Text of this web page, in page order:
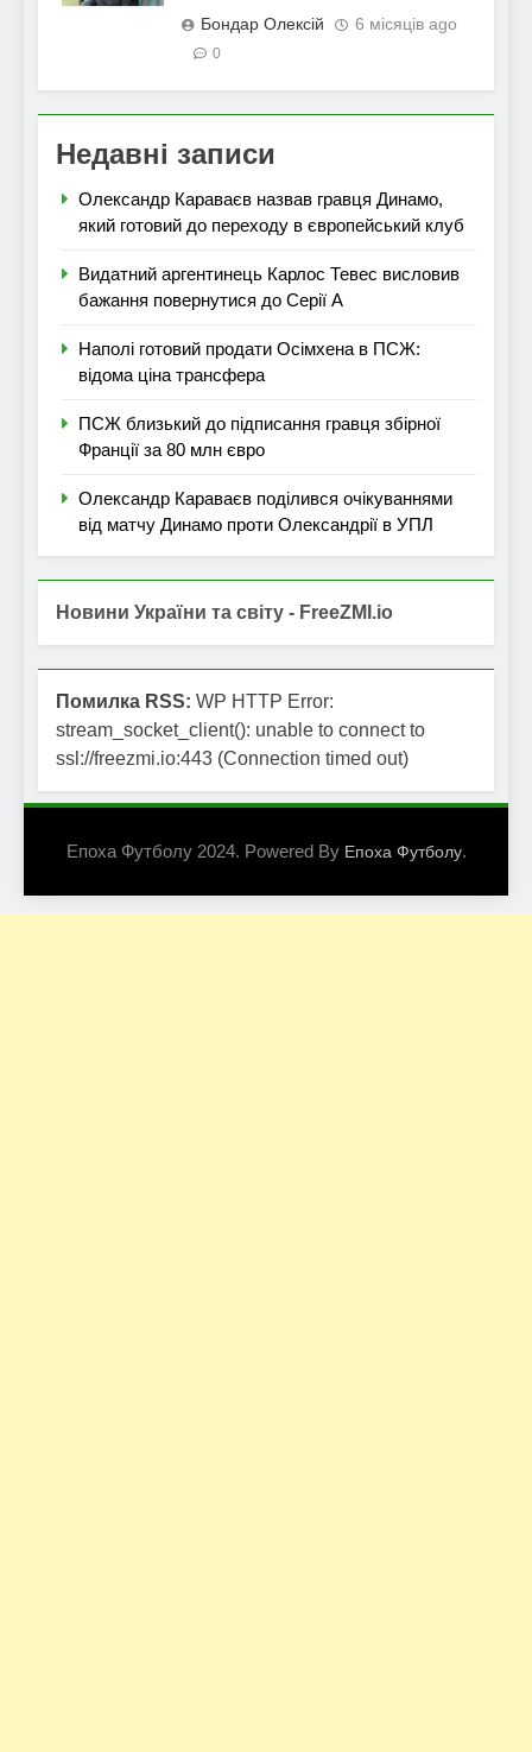
Бондар Олексій 6 місяців ago
0
Недавні записи
Олександр Караваєв назвав гравця Динамо,
який готовий до переходу в європейський клуб
Видатний аргентинець Карлос Тевес висловив
бажання повернутися до Серії А
Наполі готовий продати Осімхена в ПСЖ:
відома ціна трансфера
ПСЖ близький до підписання гравця збірної
Франції за 80 млн євро
Олександр Караваєв поділився очікуваннями
від матчу Динамо проти Олександрії в УПЛ
Новини України та світу - FreeZMI.io
Помилка RSS: WP HTTP Error:
stream_socket_client(): unable to connect to
ssl://freezmi.io:443 (Connection timed out)
Епоха Футболу 2024. Powered By Епоха Футболу.